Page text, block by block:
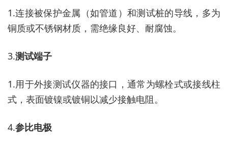
1.连接被保护金属（如管道）和测试桩的导线，多为
铜质或不锈钢材质，需绝缘良好、耐腐蚀。
3.测试端子
1.用于外接测试仪器的接口，通常为螺栓式或接线柱
式，表面镀镍或镀铜以减少接触电阻。
4.参比电极